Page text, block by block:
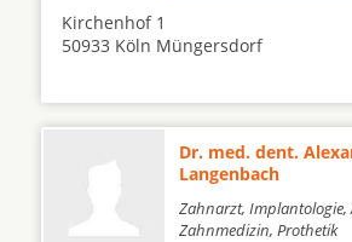
Kirchenhof 1
50933 Köln Müngersdorf
Dr. med. dent.
Langenbach
Zahnarzt, Implantologie,
Zahnmedizin, Prothetik